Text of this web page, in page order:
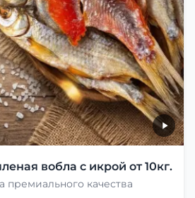
вобла с икрой от 10кг.
премиального качества